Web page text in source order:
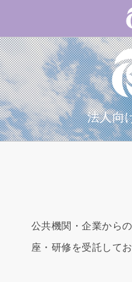
法人向
公共機関・企業から
座・研修を受託してお